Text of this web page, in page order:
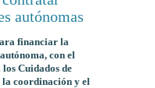
autónomas
financiar la
con el
Cuidados de
coordinación y el